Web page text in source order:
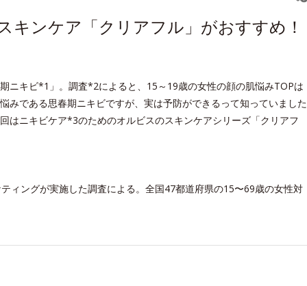
キンケア「クリアフル」がおすすめ！
ニキビ*1」。調査*2によると、15～19歳の女性の顔の肌悩みTOPは
みである思春期ニキビですが、実は予防ができるって知っていました
はニキビケア*3のためのオルビスのスキンケアシリーズ「クリアフ
ィングが実施した調査による。全国47都道府県の15〜69歳の女性対